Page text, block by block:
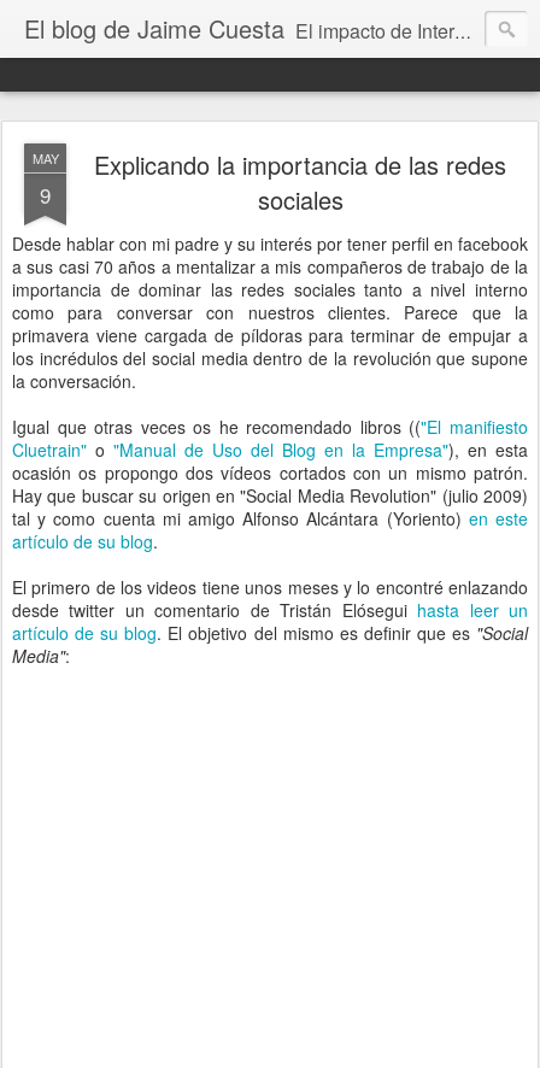
El blog de Jaime Cuesta El impacto de Internet en la sociedad visto con mis propios ojos
MAY
9
Explicando la importancia de las redes
sociales
Desde hablar con mi padre y su interés por tener perfil en facebook
a sus casi 70 años a mentalizar a mis compañeros de trabajo de la
importancia de dominar las redes sociales tanto a nivel interno
como para conversar con nuestros clientes. Parece que la
primavera viene cargada de píldoras para terminar de empujar a
los incrédulos del social media dentro de la revolución que supone
la conversación.
Igual que otras veces os he recomendado libros (("El manifiesto
Cluetrain" o "Manual de Uso del Blog en la Empresa"), en esta
ocasión os propongo dos vídeos cortados con un mismo patrón.
Hay que buscar su origen en "Social Media Revolution" (julio 2009)
tal y como cuenta mi amigo Alfonso Alcántara (Yoriento) en este
artículo de su blog.
El primero de los videos tiene unos meses y lo encontré enlazando
desde twitter un comentario de Tristán Elósegui hasta leer un
artículo de su blog. El objetivo del mismo es definir que es "Social
Media":